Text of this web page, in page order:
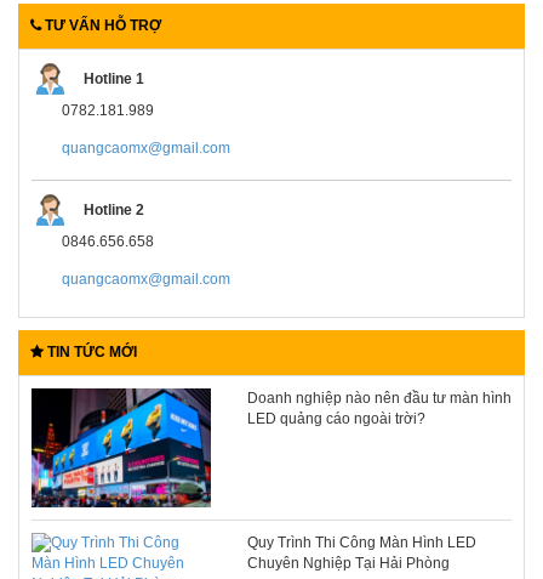
TƯ VẤN HỖ TRỢ
Hotline 1
0782.181.989
quangcaomx@gmail.com
Hotline 2
0846.656.658
quangcaomx@gmail.com
TIN TỨC MỚI
Doanh nghiệp nào nên đầu tư màn hình
LED quảng cáo ngoài trời?
Quy Trình Thi Công Màn Hình LED
Chuyên Nghiệp Tại Hải Phòng